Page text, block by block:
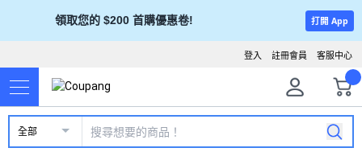
領取您的 $200 首購優惠卷! 打開 App
客服中心
註冊會員
登入
全部